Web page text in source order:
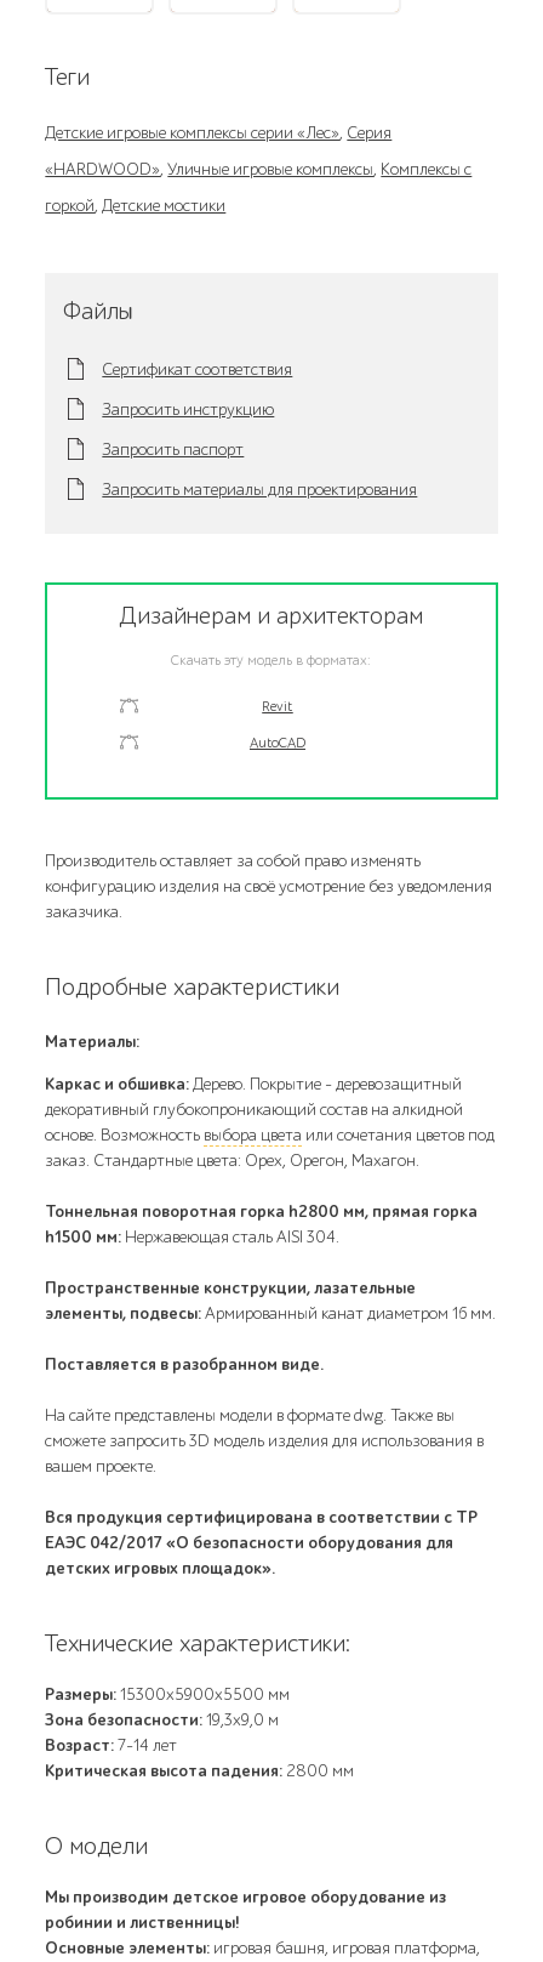
Теги
Детские игровые комплексы серии «Лес», Серия
«HARDWOOD»,Уличные игровые комплексы, Комплексы с
горкой,Детские мостики
Файлы
Сертификат соответствия
Запросить инструкцию
Запросить паспорт
Запросить материалы для проектирования
Дизайнерам и архитекторам
Скачать эту модель в форматах:
Revit
AutoCAD
Производитель оставляет за собой право изменять
конфигурацию изделия на своё усмотрение без уведомления
заказчика.
Подробные характеристики
Материалы:
Каркас и обшивка:Дерево. Покрытие – деревозащитный
декоративный глубокопроникающий состав на алкидной
основе. Возможность выбора цвета или сочетания цветов под
заказ. Стандартные цвета: Орех, Орегон, Махагон.
Тоннельная поворотная горка h2800 мм, прямая горка
h1500 мм: Нержавеющая сталь AISI 304.
Пространственные конструкции, лазательные
элементы, подвесы:Армированный канат диаметром 16 мм.
Поставляется в разобранном виде.
На сайте представлены модели в формате dwg. Также вы
сможете запросить 3D модель изделия для использования в
вашем проекте.
Вся продукция сертифицирована в соответствии с ТР
ЕАЭС 042/2017 «О безопасности оборудования для
детских игровых площадок».
Технические характеристики:
Размеры:15300х5900х5500 мм
Зона безопасности:19,3х9,0 м
Возраст:7-14 лет
Критическая высота падения: 2800 мм
О модели
Мы производим детское игровое оборудование из
робинии и лиственницы!
Основные элементы: игровая башня, игровая платформа,